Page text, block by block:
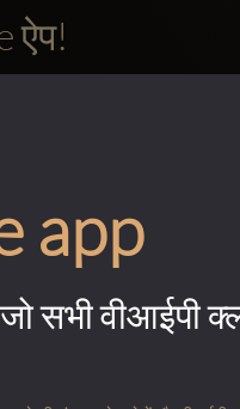
ऐप!
app
सभी वीआईपी